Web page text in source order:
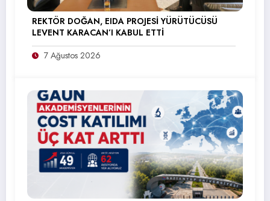
REKTÖR DOĞAN, EIDA PROJESİ YÜRÜTÜCÜSÜ
LEVENT KARACAN’I KABUL ETTİ
7 Ağustos 2026